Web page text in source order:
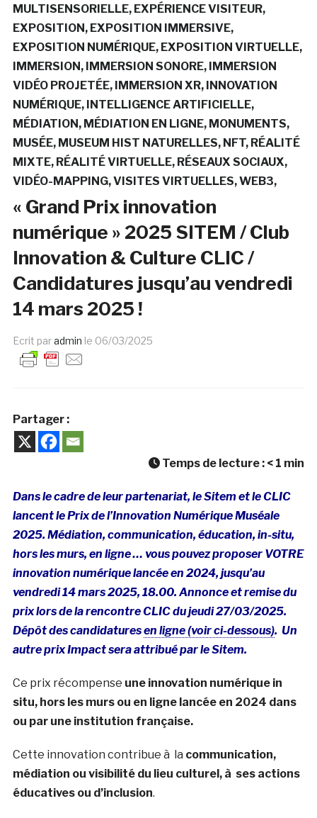
MULTISENSORIELLE EXPÉRIENCE VISITEUR
EXPOSITION EXPOSITION IMMERSIVE
EXPOSITION NUMÉRIQUE EXPOSITION VIRTUELLE
IMMERSION IMMERSION SONORE IMMERSION
VIDÉO PROJETÉE IMMERSION XR INNOVATION
NUMÉRIQUE INTELLIGENCE ARTIFICIELLE
MÉDIATION MÉDIATION EN LIGNE MONUMENTS
MUSÉE MUSEUM HIST NATURELLES NFT RÉALITÉ
MIXTE RÉALITÉ VIRTUELLE RÉSEAUX SOCIAUX
VIDÉO-MAPPING VISITES VIRTUELLES WEB3
« Grand Prix innovation
numérique » 2025 SITEM / Club
Innovation & Culture CLIC /
Candidatures jusqu’au vendredi
14 mars 2025 !
Ecrit paradmin le 06/03/2025
Partager :
Temps de lecture : < 1 min
Dans le cadre de leur partenariat, le Sitem et le CLIC
lancent le Prix de l’Innovation Numérique Muséale
2025. Médiation, communication, éducation, in-situ,
hors les murs, en ligne … vous pouvez proposer VOTRE
innovation numérique lancée en 2024, jusqu’au
vendredi 14 mars 2025, 18.00. Annonce et remise du
prix lors de la rencontre CLIC du jeudi 27/03/2025.
Dépôt des candidaturesen ligne (voir ci-dessous). Un
autre prix Impact sera attribué par le Sitem.
Ce prix récompense une innovation numérique in
situ, hors les murs ou en ligne lancée en 2024 dans
ou par une institution française.
Cette innovation contribue à la communication,
médiation ou visibilité du lieu culturel, à ses actions
éducatives ou d’inclusion.